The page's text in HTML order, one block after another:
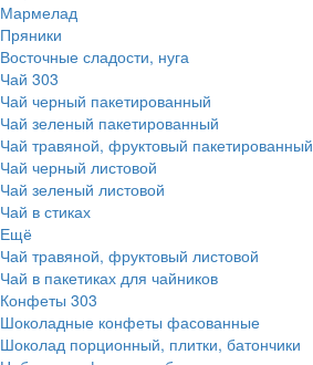
Мармелад
Пряники
Восточные сладости, нуга
Чай 303
Чай черный пакетированный
Чай зеленый пакетированный
Чай травяной, фруктовый пакетированный
Чай черный листовой
Чай зеленый листовой
Чай в стиках
Ещё
Чай травяной, фруктовый листовой
Чай в пакетиках для чайников
Конфеты 303
Шоколадные конфеты фасованные
Шоколад порционный, плитки, батончики